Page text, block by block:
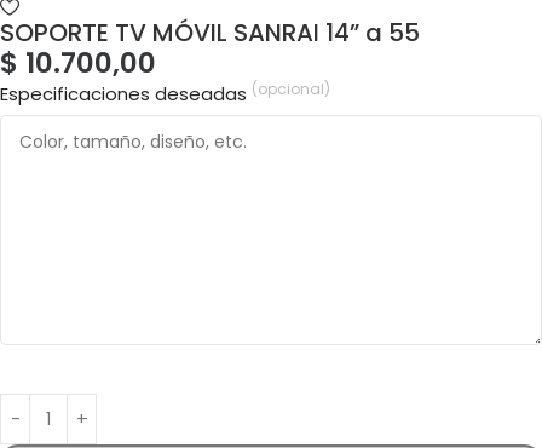
SOPORTE TV MÓVIL SANRAI 14” a 55
$ 10.700,00
Especificaciones deseadas (opcional)